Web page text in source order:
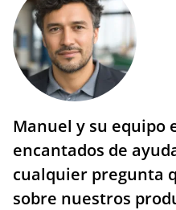
Manuel y su equipo
encantados de
cualquier pregunta
sobre nuestros